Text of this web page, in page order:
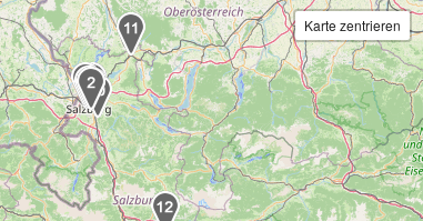
Karte zentrieren